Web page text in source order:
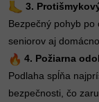
3.
Bezpečný pohyb po
seniorov aj
4. Požiarna
Podlaha spĺňa
bezpečnosti, čo